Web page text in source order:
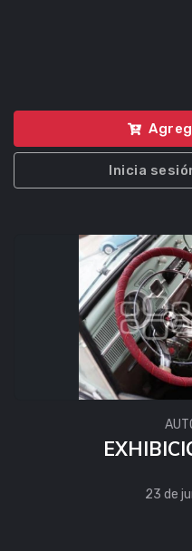
Inicia
23 de